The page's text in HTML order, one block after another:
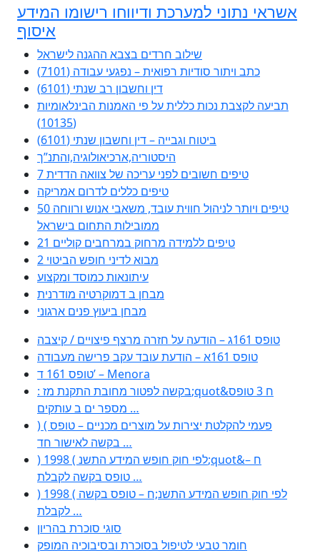
אשראי נתוני למערכת ודיווחו רישומו המידע
איסוף
שילוב חרדים בצבא ההגנה לישראל
כתב ויתור סודיות רפואית – נפגעי עבודה (7101)
דין וחשבון רב שנתי (6101)
תביעה לקצבת נכות כללית על פי האמנות הבינלאומיות
(10135)
ביטוח וגבייה – דין וחשבון שנתי (6101)
היסטוריה,ארכיאולוגיה,והתנ”ך
7 טיפים חשובים לפני עריכה של צוואה הדדית
טיפים כללים לדרום אמריקה
50 טיפים ויותר לניהול חווית עובד, משאבי אנוש ורווחה
ממובילות התחום בישראל
21 טיפים ללמידה מרחוק במרחבים קוליים
מבוא לדיני חופש הביטוי 2
עיתונאות כמוסד ומקצוע
מבחן ב דמוקרטיה מודרנית
מבחן ביעוץ פנים ארגוני
טופס 161ג – הודעה על חזרה מרצף פיצויים / קיצבה
טופס 161א – הודעת עובד עקב פרישה מעבודה
טופס 161 ד’ – Menora
: בקשה לפטור מחובת התקנת מז;quot&ח 3 טופס
מספר ים ב עותקים …
) ( פעמי להקלטת יצירות על מוצרים מכניים – טופס
בקשה לאישור חד …
) 1998 ( לפי חוק חופש המידע התשנ;quot&ח –
טופס בקשה לקבלת …
) 1998 ( לפי חוק חופש המידע התשנ;ח – טופס בקשה
לקבלת …
סוגי סוכרת בהריון
חומר טבעי לטיפול בסוכרת ובסיבוכיה המופק